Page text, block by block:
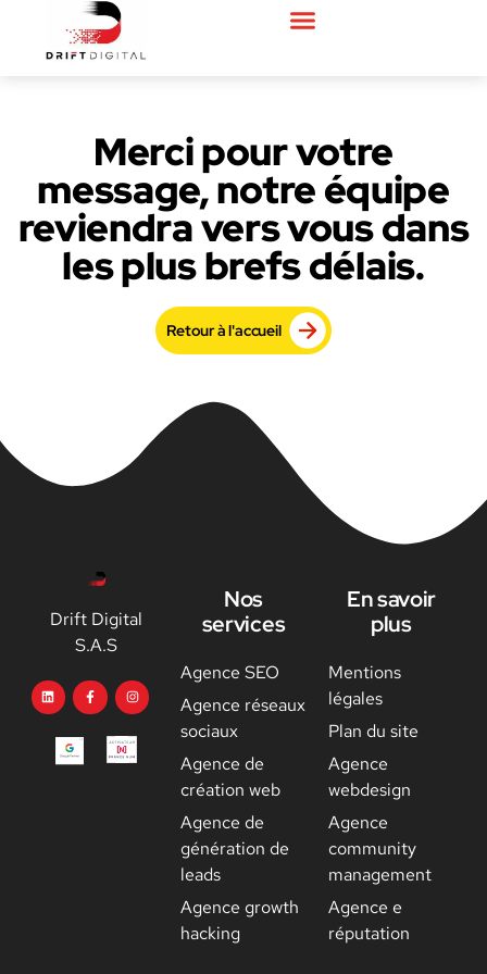
Merci pour votre
message, notre équipe
reviendra vers vous dans
les plus brefs délais.​
Retour à l'accueil
Nos
services
Agence SEO
Agence réseaux
sociaux
Agence de
création web
Agence de
génération de
leads
Agence growth
hacking
Drift Digital
S.A.S
En savoir
plus
Mentions
légales
Plan du site
Agence
webdesign
Agence
community
management
Agence e
réputation